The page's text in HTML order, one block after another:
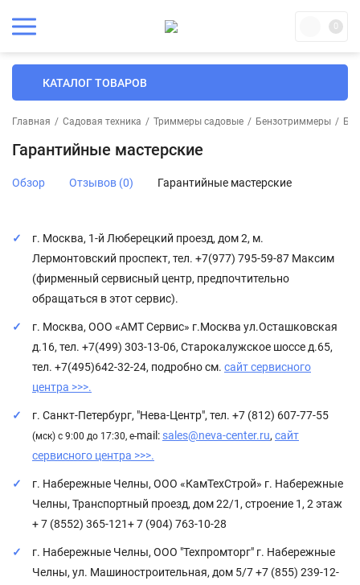
0
КАТАЛОГ ТОВАРОВ
Главная / Садовая техника / Триммеры садовые / Бензотриммеры /
Гарантийные мастерские
Обзор Отзывов (0) Гарантийные мастерские
г. Москва, 1-й Люберецкий проезд, дом 2, м.
Лермонтовский проспект, тел. +7(977) 795-59-87 Максим
(фирменный сервисный центр, предпочтительно
обращаться в этот сервис).
г. Москва, ООО «АМТ Сервис» г.Москва ул.Осташковская
д.16, тел. +7(499) 303-13-06, Старокалужское шоссе д.65,
тел. +7(495)642-32-24, подробно см. сайт сервисного
центра >>>.
г. Санкт-Петербург, "Нева-Центр", тел. +7 (812) 607-77-55
(мск) с 9:00 до 17:30, e-mail: sales@neva-center.ru, сайт
сервисного центра >>>.
г. Набережные Челны, ООО «КамТехСтрой» г. Набережные
Челны, Транспортный проезд, дом 22/1, строение 1, 2 этаж
+ 7 (8552) 365-121+ 7 (904) 763-10-28
г. Набережные Челны, ООО "Техпромторг" г. Набережные
Челны, ул. Машиностроительная, дом 5/7 +7 (855) 239-12-